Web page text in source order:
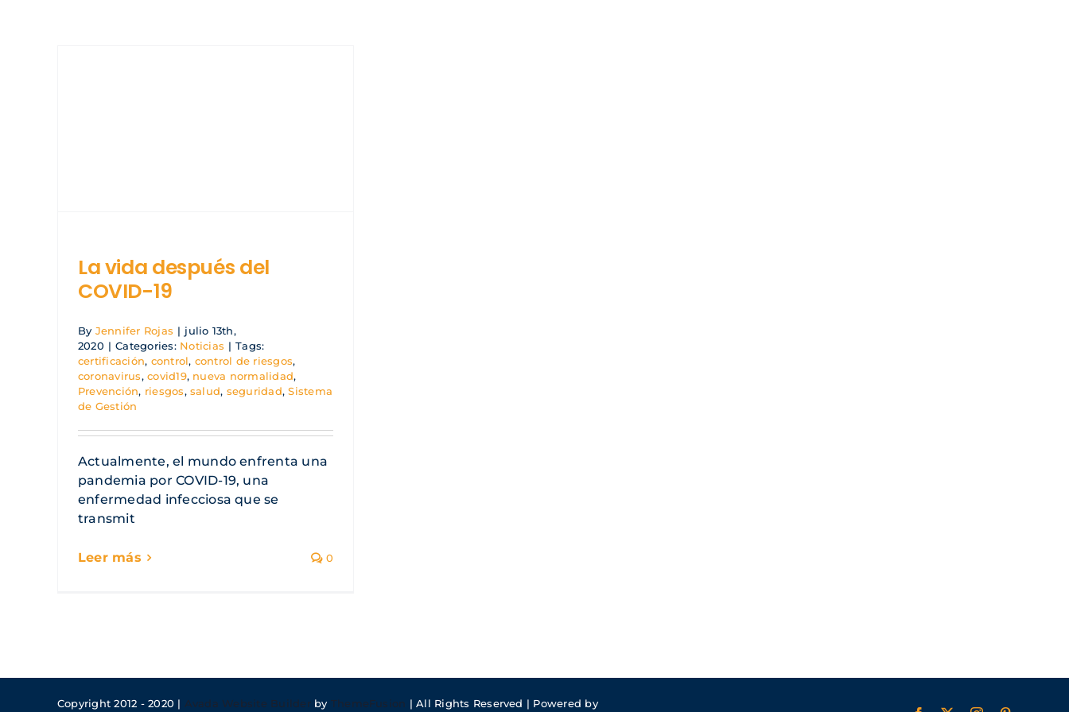
La vida después del
COVID-19
By Jennifer Rojas | julio 13th,
2020 | Categories: Noticias | Tags:
certificación, control, control de riesgos,
coronavirus,covid19, nueva normalidad,
Prevención, riesgos,salud, seguridad,Sistema
de Gestión
Actualmente, el mundo enfrenta una
pandemia por COVID-19, una
enfermedad infecciosa que se
transmit
0
Copyright 2012 - 2020 | Avada Website Builderby ThemeFusion | All Rights Reserved | Powered by